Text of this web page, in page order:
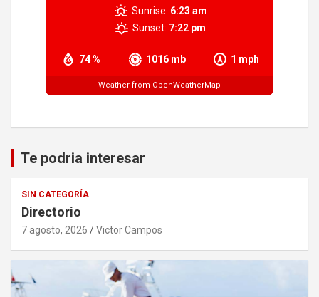
74 % 1016 mb 1 mph
Sunrise: 6:23 am
Sunset: 7:22 pm
Weather from OpenWeatherMap
Te podria interesar
SIN CATEGORÍA
Directorio
7 agosto, 2026 Victor Campos